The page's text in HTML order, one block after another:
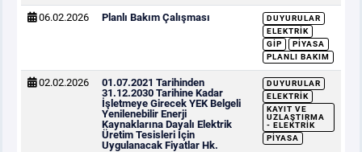
06.02.2026 Planlı Bakım Çalışması
DUYURULAR
ELEKTRIK
GİP
PIYASA
PLANLI BAKIM
02.02.2026
01.07.2021 Tarihinden
31.12.2030 Tarihine Kadar
İşletmeye Girecek YEK Belgeli
Yenilenebilir Enerji
Kaynaklarına Dayalı Elektrik
Üretim Tesisleri İçin
Uygulanacak Fiyatlar Hk.
DUYURULAR
ELEKTRIK
KAYIT VE
UZLAŞTIRMA
- ELEKTRIK
PIYASA